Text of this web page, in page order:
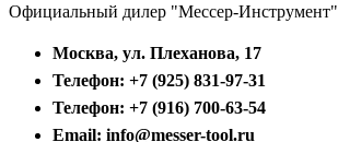
Официальный дилер "Мессер-Инструмент"
Москва, ул. Плеханова, 17
Телефон: +7 (925) 831-97-31
Телефон: +7 (916) 700-63-54
Email: info@messer-tool.ru